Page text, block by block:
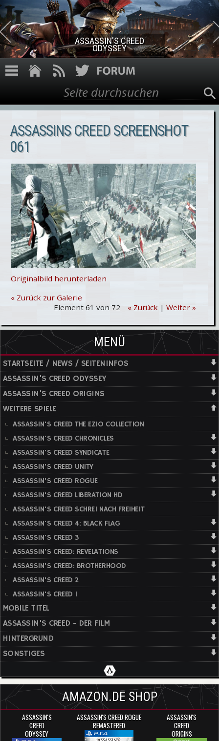
Direkt zum Inhalt
ASSASSIN'S CREED ROGUE
REMASTERED
Suchformular
Suche
ASSASSINS CREED SCREENSHOT
061
Originalbild herunterladen
« Zurück zur Galerie
Element 61 von 72
« Zurück| Weiter »
MENÜ
STARTSEITE / NEWS / SEITENINFOS
ASSASSIN'S CREED ODYSSEY
ASSASSIN'S CREED ORIGINS
WEITERE SPIELE
ASSASSIN'S CREED THE EZIO COLLECTION
ASSASSIN'S CREED CHRONICLES
ASSASSIN'S CREED SYNDICATE
ASSASSIN'S CREED UNITY
ASSASSIN'S CREED ROGUE
ASSASSIN'S CREED LIBERATION HD
ASSASSIN'S CREED SCHREI NACH FREIHEIT
ASSASSIN'S CREED 4: BLACK FLAG
ASSASSIN'S CREED 3
ASSASSIN'S CREED: REVELATIONS
ASSASSIN'S CREED: BROTHERHOOD
ASSASSIN'S CREED 2
ASSASSIN'S CREED 1
MOBILE TITEL
ASSASSIN'S CREED - DER FILM
HINTERGRUND
SONSTIGES
AMAZON.DE SHOP
ASSASSIN'S
CREED
ODYSSEY
ASSASSIN'S CREED ROGUE
REMASTERED
ASSASSIN'S
CREED
ORIGINS